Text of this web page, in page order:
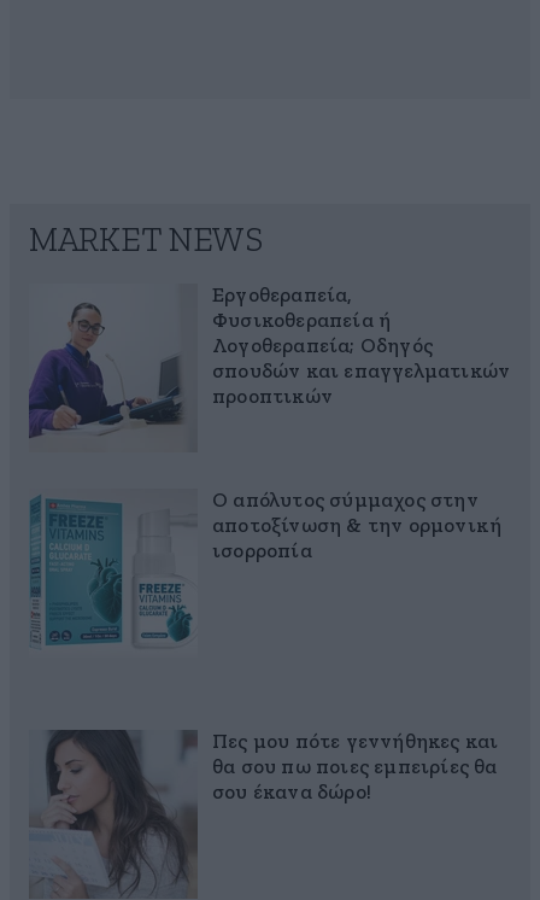
MARKET NEWS
Εργοθεραπεία,
Φυσικοθεραπεία ή
Λογοθεραπεία; Οδηγός
σπουδών και επαγγελματικών
προοπτικών
Ο απόλυτος σύμμαχος στην
αποτοξίνωση & την ορμονική
ισορροπία
Πες μου πότε γεννήθηκες και
θα σου πω ποιες εμπειρίες θα
σου έκανα δώρο!